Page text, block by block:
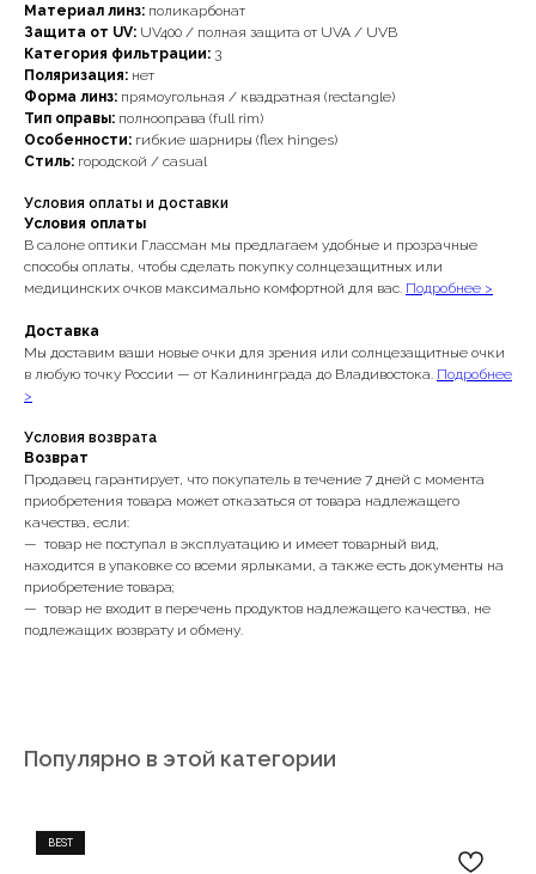
Материал линз: поликарбонат
Защита от UV: UV400 / полная защита от UVA / UVB
Категория фильтрации: 3
Поляризация: нет
Форма линз: прямоугольная / квадратная (rectangle)
Тип оправы: полнооправа (full rim)
Особенности: гибкие шарниры (flex hinges)
Стиль: городской / casual
Условия оплаты и доставки
Условия оплаты
В салоне оптики Глассман мы предлагаем удобные и прозрачные
способы оплаты, чтобы сделать покупку солнцезащитных или
медицинских очков максимально комфортной для вас. Подробнее >
Доставка
Мы доставим ваши новые очки для зрения или солнцезащитные очки
в любую точку России — от Калининграда до Владивостока. Подробнее
>
Условия возврата
Возврат
Продавец гарантирует, что покупатель в течение 7 дней с момента
приобретения товара может отказаться от товара надлежащего
качества, если:
— товар не поступал в эксплуатацию и имеет товарный вид,
находится в упаковке со всеми ярлыками, а также есть документы на
приобретение товара;
— товар не входит в перечень продуктов надлежащего качества, не
подлежащих возврату и обмену.
Популярно в этой категории
BEST